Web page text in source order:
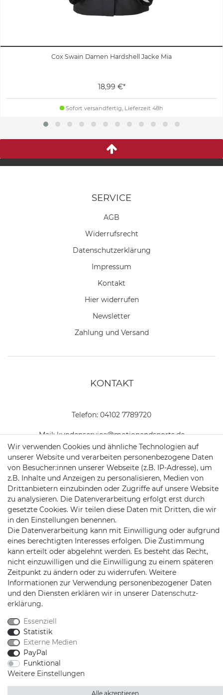
Cox Swain Damen Hardshell Jacke Mia
18,99 €*
Sofort versandfertig, Lieferzeit 48h
SERVICE
AGB
Widerrufs­recht
Daten­schutz­erklärung
Impressum
Kontakt
Hier widerrufen
Newsletter
Zahlung und Versand
KONTAKT
Telefon: 04102 7789720
Mail:kundenservice@motionandsports.de
Jochim-Klindt-Str. 5
22926 Ahrensburg
Schnellversand auf Facebook
Schnellversand auf Twitter
Schnellversand auf YouTube
Schnellversand auf
Schnellversand
2026 Schnellversand
Wir verwenden Cookies und ähnliche Technologien auf
unserer Website und verarbeiten personenbezogene Daten
von Besucher:innen unserer Webseite (z.B. IP-Adresse), um
z.B. Inhalte und Anzeigen zu personalisieren, Medien von
Drittanbietern einzubinden oder Zugriffe auf unsere Website
zu analysieren. Die Datenverarbeitung erfolgt erst durch
gesetzte Cookies. Wir teilen diese Daten mit Dritten, die wir
in den Einstellungen benennen.
Die Datenverarbeitung kann mit Einwilligung oder aufgrund
eines berechtigten Interesses erfolgen. Die Zustimmung
kann erteilt oder abgelehnt werden. Es besteht das Recht,
nicht einzuwilligen und die Einwilligung zu einem späteren
Zeitpunkt zu ändern oder zu widerrufen. Weitere
Informationen zur Verwendung personenbezogener Daten
und den Diensten erklären wir in unserer Daten­schutz­
erklärung.
Essenziell
Statistik
Externe Medien
PayPal
Funktional
Weitere Einstellungen
Alle akzeptieren